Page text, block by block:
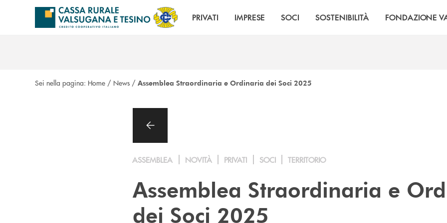
Salta al contenuto principale
PRIVATI IMPRESE SOCI SOSTENIBILITÀ FONDAZIONE
Sei nella pagina: Home / News / Assemblea Straordinaria e Ordinaria dei Soci 2025
ASSEMBLEA NOVITÀ PRIVATI SOCI TERRITORIO
Assemblea Straordinaria e
dei Soci 2025